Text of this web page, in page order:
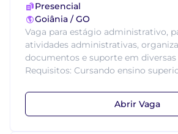
Presencial
Goiânia / GO
Vaga para estágio administrativo,
atividades administrativas,
documentos e suporte em diversas
Requisitos: Cursando ensino
Abrir Vaga